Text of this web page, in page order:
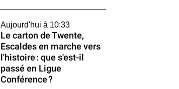
Aujourd'hui à 10:33
Le carton de Twente,
Escaldes en marche vers
l'histoire : que s'est-il
passé en Ligue
Conférence ?